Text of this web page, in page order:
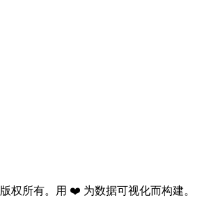
版权所有。用 ❤️ 为数据可视化而构建。